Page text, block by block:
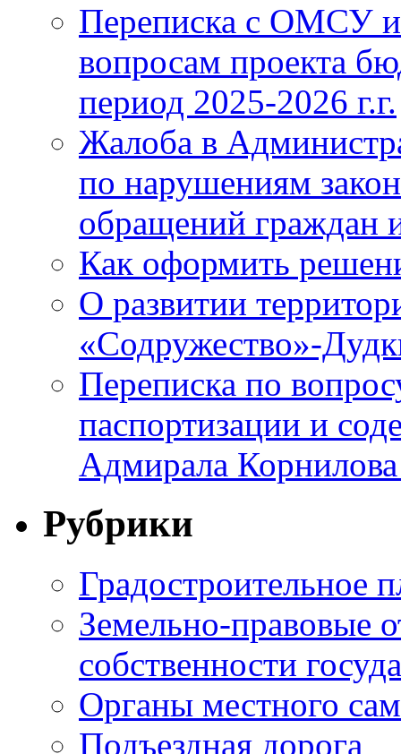
Переписка с ОМСУ
вопросам проекта
период 2025-2026 г.г.
Жалоба в
по нарушениям
обращений граждан
Как оформить
О развитии
«Содружество»-
Переписка по
паспортизации и
Адмирала
Рубрики
Градостроительное
Земельно-правовые
собственности
Органы местного
Подъездная дорога